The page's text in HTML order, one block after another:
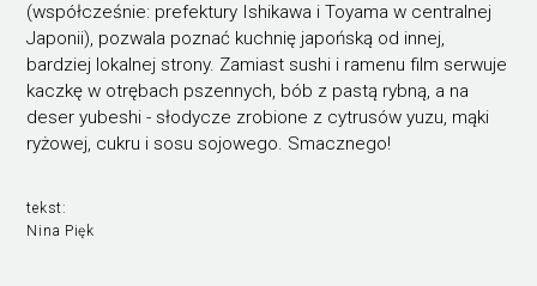
(współcześnie: prefektury Ishikawa i Toyama w centralnej
Japonii), pozwala poznać kuchnię japońską od innej,
bardziej lokalnej strony. Zamiast sushi i ramenu film serwuje
kaczkę w otrębach pszennych, bób z pastą rybną, a na
deser yubeshi - słodycze zrobione z cytrusów yuzu, mąki
ryżowej, cukru i sosu sojowego. Smacznego!
tekst:
Nina Pięk